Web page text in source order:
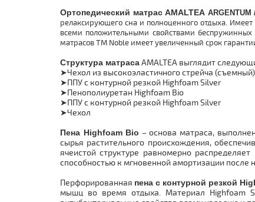
Ортопедический матрас AMALTEA ARGENTUM
релаксирующего сна и полноценного отдыха.
всеми положительными свойствами
матрасов TM Noble имеет увеличенный срок
Структура матрасаAMALTEA выглядит
➤Чехол из высокоэластичного стрейча (съемный)
➤ППУ с контурной резкой Highfoam Silver
➤Пенополиуретан Highfoam Bio
➤ППУ с контурной резкой Highfoam Silver
➤Чехол
Пена Highfoam Bio – основа матраса,
сырья растительного происхождения,
ячеистой структуре равномерно
способностью к мгновенной амортизации после
Перфорированная пена с контурной резкой
мышц во время отдыха. Материал Highfoam